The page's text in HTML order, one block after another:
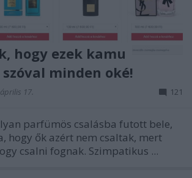
hogy ezek kamu
minden oké!
17. 121
parfümös csalásba futott bele,
hogy ők azért nem csaltak, mert
csalni fognak. Szimpatikus ...